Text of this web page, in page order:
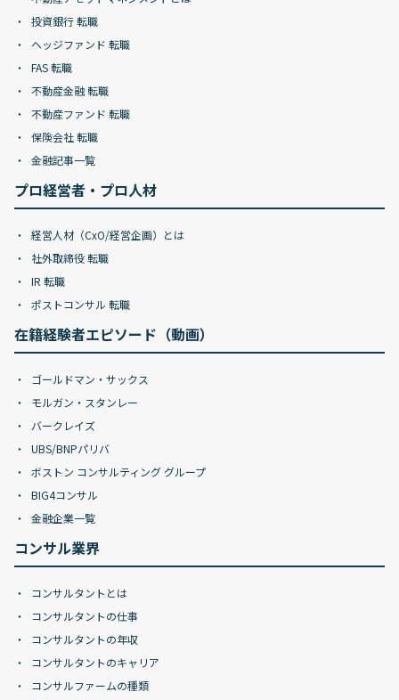
投資銀行 転職
ヘッジファンド 転職
FAS 転職
不動産金融 転職
不動産ファンド 転職
保険会社 転職
金融記事一覧
プロ経営者・プロ人材
経営人材（CxO/経営企画）とは
社外取締役 転職
IR 転職
ポストコンサル 転職
在籍経験者エピソード（動画）
ゴールドマン・サックス
モルガン・スタンレー
バークレイズ
UBS/BNPパリバ
ボストン コンサルティング グループ
BIG4コンサル
金融企業一覧
コンサル業界
コンサルタントとは
コンサルタントの仕事
コンサルタントの年収
コンサルタントのキャリア
コンサルファームの種類